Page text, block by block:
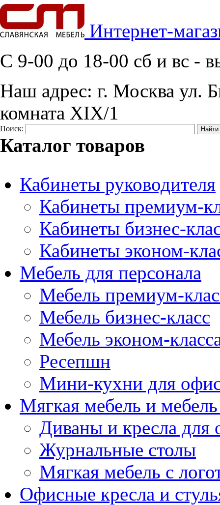
Интернет-
C 9-00 до 18-00 сб и вс -
Наш адрес: г. Москва ул.
комната XIX/1
Поиск:
Каталог товаров
Кабинеты руководителя
Кабинеты премиум-
Кабинеты бизнес-
Кабинеты эконом-
Мебель для персонала
Мебель премиум-
Мебель бизнес-класс
Мебель эконом-
Ресепшн
Мини-кухни для
Мягкая мебель и
Диваны и кресла для
Журнальные столы
Мягкая мебель с
Офисные кресла и